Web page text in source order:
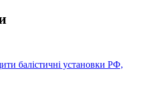
балістичні установки РФ,